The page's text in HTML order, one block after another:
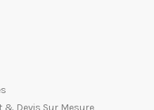
& Devis Sur Mesure